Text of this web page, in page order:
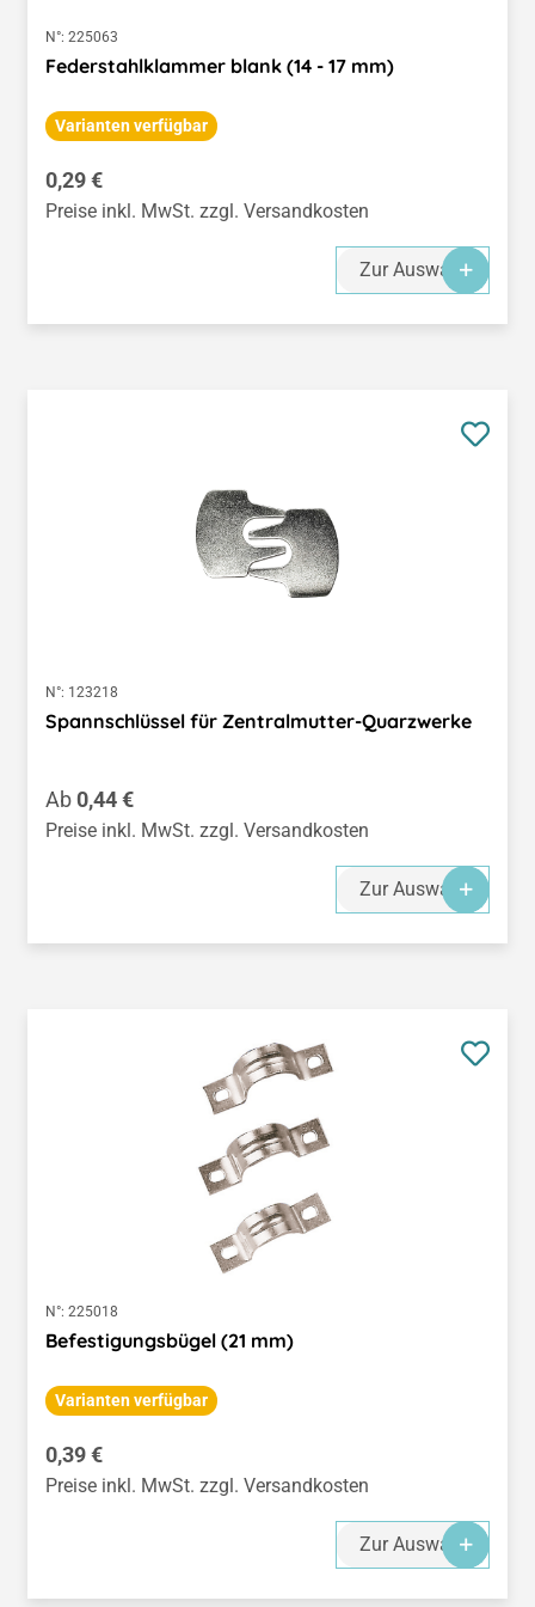
N°: 225063
Federstahlklammer blank (14 - 17 mm)
Varianten verfügbar
Regulärer Preis:
0,29 €
Preise inkl. MwSt. zzgl. Versandkosten
Zur Auswahl
N°: 123218
Spannschlüssel für Zentralmutter-Quarzwerke
Regulärer Preis:
Ab0,44 €
Preise inkl. MwSt. zzgl. Versandkosten
Zur Auswahl
N°: 225018
Befestigungsbügel (21 mm)
Varianten verfügbar
Regulärer Preis:
0,39 €
Preise inkl. MwSt. zzgl. Versandkosten
Zur Auswahl